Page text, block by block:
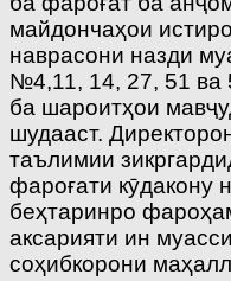
майдончаҳои
наврасони назди
№4,11, 14, 27, 51 ва
ба шароитҳои
шудааст.
таълимии
фароғати кӯдакону
беҳтаринро
аксарияти ин
соҳибкорони